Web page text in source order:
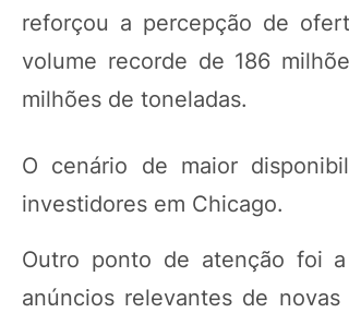
reforçou a percepção de
volume recorde de 186
milhões de toneladas.
O cenário de maior
investidores em Chicago.
Outro ponto de atenção foi
anúncios relevantes de